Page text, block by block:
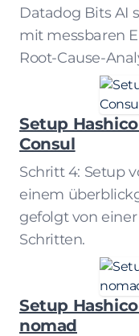
Datadog Bits AI
mit messbaren
Root-Cause-
Setup
Consul
Schritt 4: Setup
einem
gefolgt von
Schritten.
Setup
nomad